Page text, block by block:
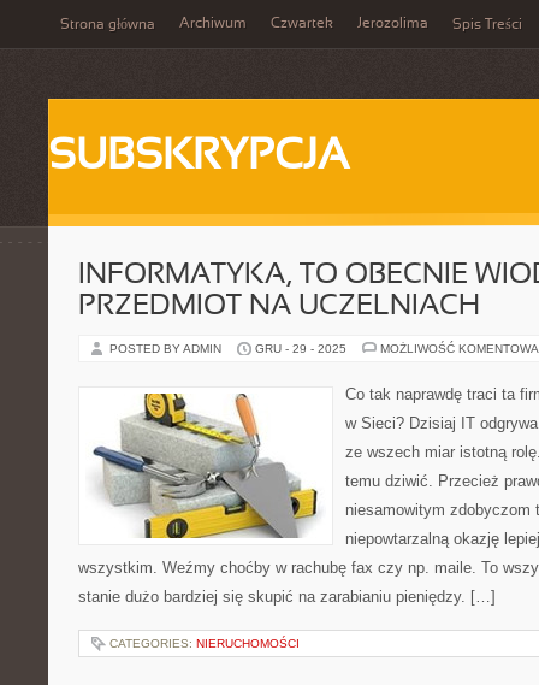
Strona główna Archiwum Czwartek Jerozolima Spis Treści
SUBSKRYPCJA
INFORMATYKA, TO OBECNIE
PRZEDMIOT NA UCZELNIACH
POSTED BY ADMIN GRU - 29 - 2025 MOŻLIWOŚĆ
Co tak naprawdę traci ta
w Sieci? Dzisiaj IT
ze wszech miar istotną
temu dziwić. Przecież
niesamowitym zdobyczom
niepowtarzalną okazję
wszystkim. Weźmy choćby w rachubę fax czy np. maile. To
stanie dużo bardziej się skupić na zarabianiu pieniędzy. […]
CATEGORIES: NIERUCHOMOŚCI